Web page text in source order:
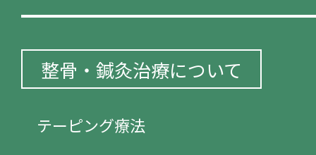
整骨・鍼灸治療について
テーピング療法